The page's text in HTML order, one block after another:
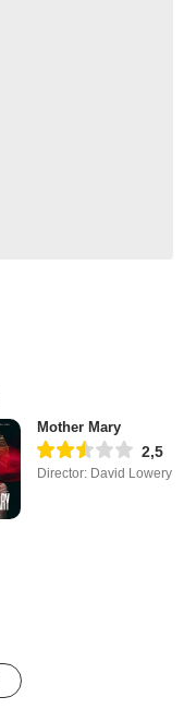
Mother Mary
2,5
Director: David Lowery